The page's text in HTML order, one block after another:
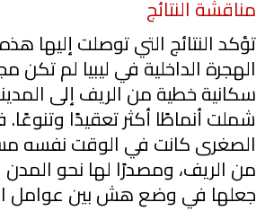
مناقشة النتائج
تؤكد النتائج التي توصلت إليها
الهجرة الداخلية في ليبيا لم تكن
سكانية خطية من الريف إلى
شملت أنماطًا أكثر تعقيدًا
الصغرى كانت في الوقت نفسه
من الريف، ومصدرًا لها نحو المدن
جعلها في وضع هش بين عوامل